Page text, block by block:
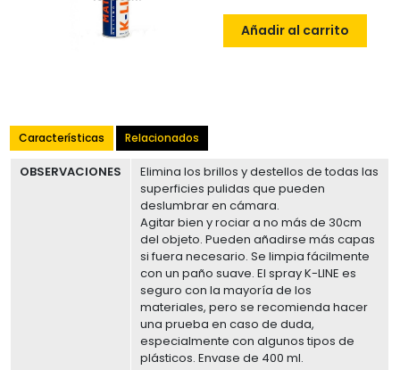
Añadir al carrito
Características Relacionados
OBSERVACIONES
Elimina los brillos y destellos de todas las
superficies pulidas que pueden
deslumbrar en cámara.
Agitar bien y rociar a no más de 30cm
del objeto. Pueden añadirse más capas
si fuera necesario. Se limpia fácilmente
con un paño suave. El spray K-LINE es
seguro con la mayoría de los
materiales, pero se recomienda hacer
una prueba en caso de duda,
especialmente con algunos tipos de
plásticos. Envase de 400 ml.